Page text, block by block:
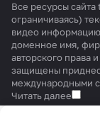
Все ресурсы
ограничиваясь)
видео
доменное имя,
авторского права
защищены
международными
Читать далее